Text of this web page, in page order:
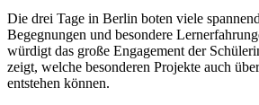
Die drei Tage in Berlin boten viele
Begegnungen und besondere
würdigt das große Engagement der
zeigt, welche besonderen Projekte auch
entstehen können.